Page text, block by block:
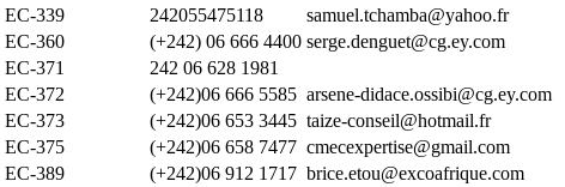
EC-339 242055475118 samuel.tchamba@yahoo.fr
EC-360 (+242) 06 666 4400 serge.denguet@cg.ey.com
EC-371 242 06 628 1981
EC-372 (+242)06 666 5585 arsene-didace.ossibi@cg.ey.com
EC-373 (+242)06 653 3445 taize-conseil@hotmail.fr
EC-375 (+242)06 658 7477 cmecexpertise@gmail.com
EC-389 (+242)06 912 1717 brice.etou@excoafrique.com